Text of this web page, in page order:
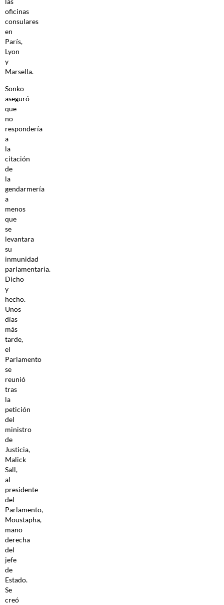
oficinas
consulares
en
París,
Lyon
y
Marsella.
Sonko
aseguró
que
no
respondería
a
la
citación
de
la
gendarmería
a
menos
que
se
levantara
su
inmunidad
parlamentaria.
Dicho
y
hecho.
Unos
días
más
tarde,
el
Parlamento
se
reunió
tras
la
petición
del
ministro
de
Justicia,
Malick
Sall,
al
presidente
del
Parlamento,
Moustapha,
mano
derecha
del
jefe
de
Estado.
Se
creó